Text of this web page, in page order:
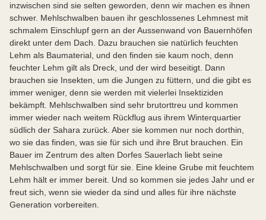
inzwischen sind sie selten geworden, denn wir machen es ihnen
schwer. Mehlschwalben bauen ihr geschlossenes Lehmnest mit
schmalem Einschlupf gern an der Aussenwand von Bauernhöfen
direkt unter dem Dach. Dazu brauchen sie natürlich feuchten
Lehm als Baumaterial, und den finden sie kaum noch, denn
feuchter Lehm gilt als Dreck, und der wird beseitigt. Dann
brauchen sie Insekten, um die Jungen zu füttern, und die gibt es
immer weniger, denn sie werden mit vielerlei Insektiziden
bekämpft. Mehlschwalben sind sehr brutorttreu und kommen
immer wieder nach weitem Rückflug aus ihrem Winterquartier
südlich der Sahara zurück. Aber sie kommen nur noch dorthin,
wo sie das finden, was sie für sich und ihre Brut brauchen. Ein
Bauer im Zentrum des alten Dorfes Sauerlach liebt seine
Mehlschwalben und sorgt für sie. Eine kleine Grube mit feuchtem
Lehm hält er immer bereit. Und so kommen sie jedes Jahr und er
freut sich, wenn sie wieder da sind und alles für ihre nächste
Generation vorbereiten.